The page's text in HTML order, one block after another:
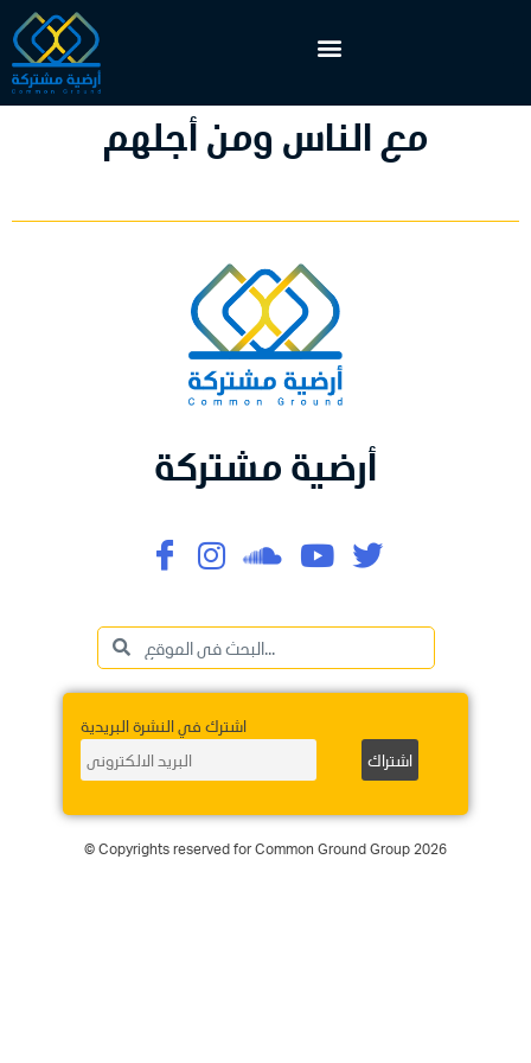
مع الناس ومن أجلهم
أرضية مشتركة
اشترك في النشرة البريدية
© Copyrights reserved for Common Ground Group 2026